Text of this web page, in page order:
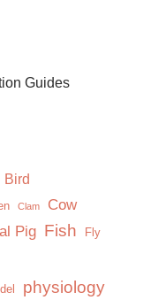
Guides
Bird
Clam Cow
Pig Fish Fly
physiology